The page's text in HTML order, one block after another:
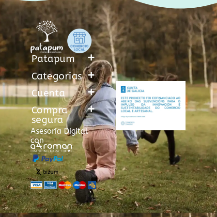
Patapum
Categorias
Cuenta
Compra
segura
Asesoría Digital
con